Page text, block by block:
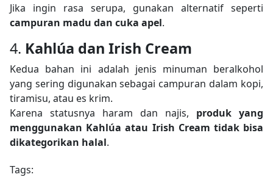
Jika ingin rasa serupa, gunakan alternatif seperti
campuran madu dan cuka apel.
4. Kahlúa dan Irish Cream
Kedua bahan ini adalah jenis minuman beralkohol
yang sering digunakan sebagai campuran dalam kopi,
tiramisu, atau es krim.
Karena statusnya haram dan najis, produk yang
menggunakan Kahlúa atau Irish Cream tidak bisa
dikategorikan halal.
Tags: